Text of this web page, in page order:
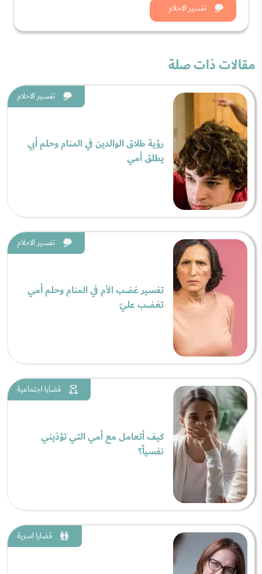
تفسير الاحلام
شاهد الان
مقالات ذات صلة
تفسير الاحلام
رؤية طلاق الوالدين في المنام وحلم أبي
يطلق أمي
تفسير الاحلام
تفسير غضب الأم في المنام وحلم أمي
تغضب عليّ
قضايا اجتماعية
كيف أتعامل مع أمي التي تؤذيني
نفسياً؟
قضايا اسرية